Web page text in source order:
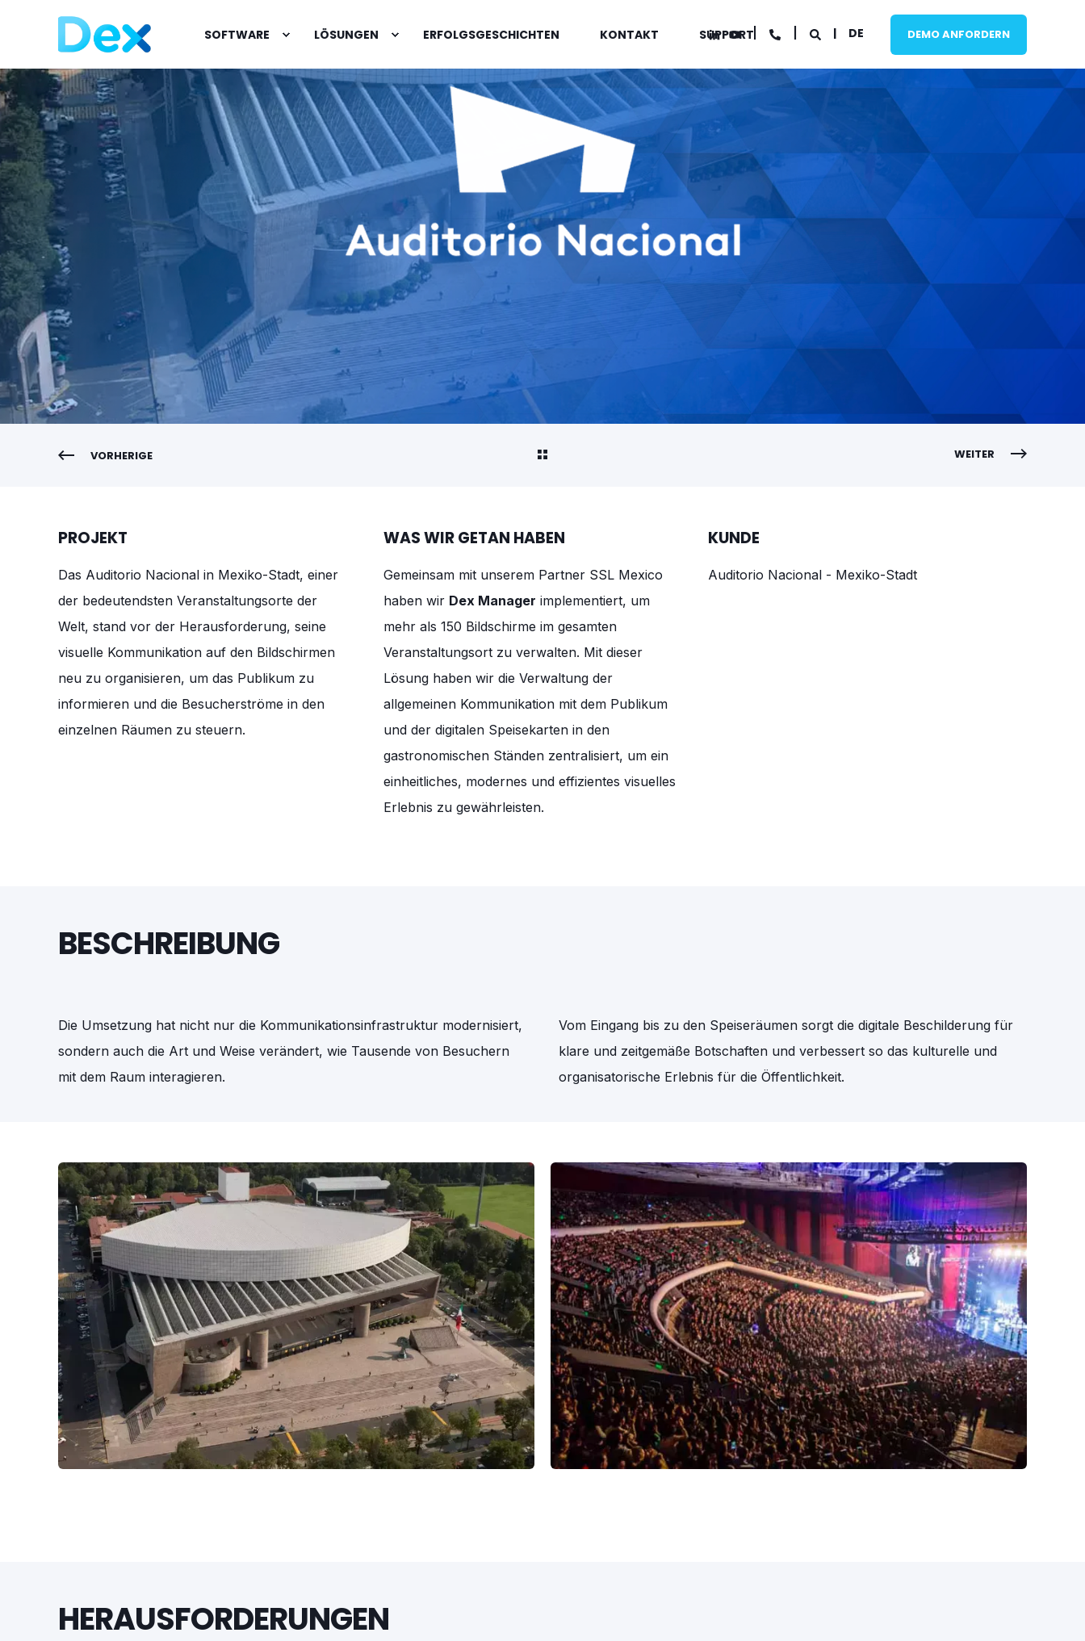
SOFTWARE LÖSUNGEN ERFOLGSGESCHICHTEN KONTAKT SUPPORT DE DEMO ANFORDERN
VORHERIGE WEITER
PROJEKT
Das Auditorio Nacional in Mexiko-Stadt, einer
der bedeutendsten Veranstaltungsorte der
Welt, stand vor der Herausforderung, seine
visuelle Kommunikation auf den Bildschirmen
neu zu organisieren, um das Publikum zu
informieren und die Besucherströme in den
einzelnen Räumen zu steuern.
WAS WIR GETAN HABEN
Gemeinsam mit unserem Partner SSL Mexico
haben wir Dex Manager implementiert, um
mehr als 150 Bildschirme im gesamten
Veranstaltungsort zu verwalten. Mit dieser
Lösung haben wir die Verwaltung der
allgemeinen Kommunikation mit dem Publikum
und der digitalen Speisekarten in den
gastronomischen Ständen zentralisiert, um ein
einheitliches, modernes und effizientes visuelles
Erlebnis zu gewährleisten.
KUNDE
Auditorio Nacional - Mexiko-Stadt
BESCHREIBUNG
Die Umsetzung hat nicht nur die Kommunikationsinfrastruktur modernisiert,
sondern auch die Art und Weise verändert, wie Tausende von Besuchern
mit dem Raum interagieren.
Vom Eingang bis zu den Speiseräumen sorgt die digitale Beschilderung für
klare und zeitgemäße Botschaften und verbessert so das kulturelle und
organisatorische Erlebnis für die Öffentlichkeit.
HERAUSFORDERUNGEN